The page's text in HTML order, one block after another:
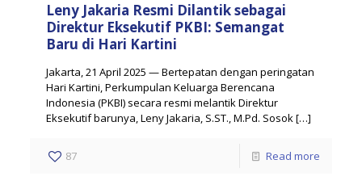
Leny Jakaria Resmi Dilantik sebagai
Direktur Eksekutif PKBI: Semangat
Baru di Hari Kartini
Jakarta, 21 April 2025 — Bertepatan dengan peringatan
Hari Kartini, Perkumpulan Keluarga Berencana
Indonesia (PKBI) secara resmi melantik Direktur
Eksekutif barunya, Leny Jakaria, S.ST., M.Pd. Sosok[…]
87 Read more